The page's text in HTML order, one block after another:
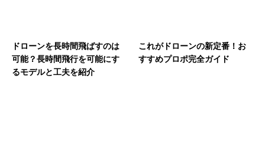
ドローンを長時間飛ばすのは
可能？長時間飛行を可能にす
るモデルと工夫を紹介
これがドローンの新定番！お
すすめプロポ完全ガイド